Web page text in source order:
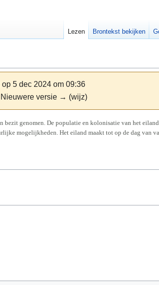
op 5 dec 2024 om 09:36
versie → (wijz)
bezit genomen. De populatie en kolonisatie van het
mogelijkheden. Het eiland maakt tot op de dag van
Lezen Brontekst bekijken